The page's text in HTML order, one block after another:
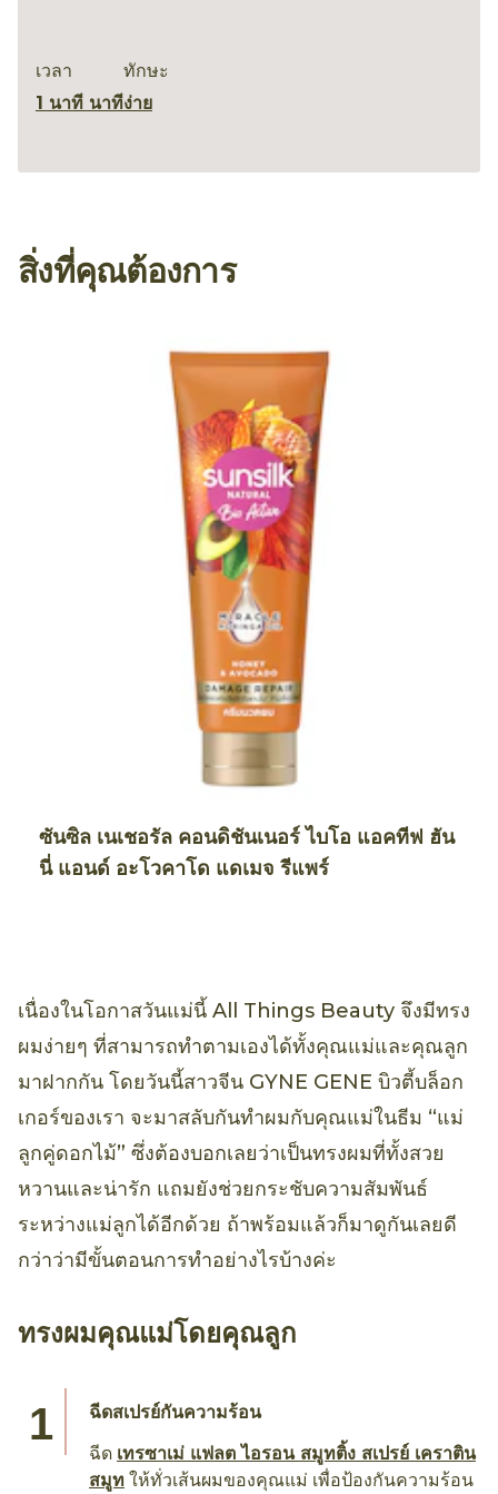
เวลา
1 นาที นาที
ทักษะ
ง่าย
สิ่งที่คุณต้องการ
ซันซิล เนเชอรัล คอนดิชันเนอร์ ไบโอ แอคทีฟ ฮัน
นี่ แอนด์ อะโวคาโด แดเมจ รีแพร์
เนื่องในโอกาสวันแม่นี้ All Things Beauty จึงมีทรง
ผมง่ายๆ ที่สามารถทำตามเองได้ทั้งคุณแม่และคุณลูก
มาฝากกัน โดยวันนี้สาวจีน GYNE GENE บิวตี้บล็อก
เกอร์ของเรา จะมาสลับกันทำผมกับคุณแม่ในธีม “แม่
ลูกคู่ดอกไม้” ซึ่งต้องบอกเลยว่าเป็นทรงผมที่ทั้งสวย
หวานและน่ารัก แถมยังช่วยกระชับความสัมพันธ์
ระหว่างแม่ลูกได้อีกด้วย ถ้าพร้อมแล้วก็มาดูกันเลยดี
กว่าว่ามีขั้นตอนการทำอย่างไรบ้างค่ะ
ทรงผมคุณแม่โดยคุณลูก
ฉีดสเปรย์กันความร้อน
ฉีด เทรซาเม่ แฟลต ไอรอน สมูทติ้ง สเปรย์ เคราติน
สมูท ให้ทั่วเส้นผมของคุณแม่ เพื่อป้องกันความร้อน